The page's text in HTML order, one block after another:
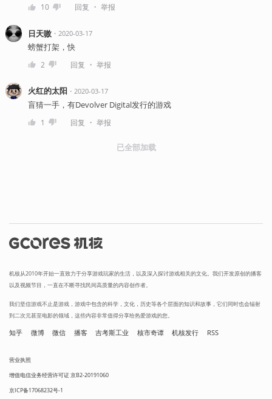
10 回复 ・ 举报
日天嗷・ 2020-03-17
螃蟹打架，快
2 回复 ・ 举报
火红的太阳 ・ 2020-03-17
盲猜一手，有Devolver Digital发行的游戏
1 回复 ・ 举报
已全部加载
机核从2010年开始一直致力于分享游戏玩家的生活，以及深入探讨游戏相关的文化。我们开发原创的播客
以及视频节目，一直在不断寻找民间高质量的内容创作者。
我们坚信游戏不止是游戏，游戏中包含的科学，文化，历史等各个层面的知识和故事，它们同时也会辐射
到二次元甚至电影的领域，这些内容非常值得分享给热爱游戏的您。
知乎 微博 微信 播客 吉考斯工业 核市奇谭 机核发行 RSS
营业执照
增值电信业务经营许可证 京B2-20191060
京ICP备17068232号-1